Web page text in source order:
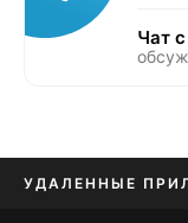
Чат
УДАЛЕННЫЕ